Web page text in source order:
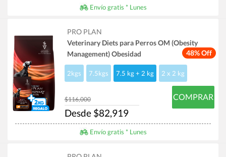
Envío gratis * Lunes
48% Off
PRO PLAN
Veterinary Diets para Perros OM (Obesity
Management) Obesidad
2kgs 7.5kgs 7.5 kg + 2 kg 2 x 2 kg
$116,000
Desde $82,919
COMPRAR
Envío gratis * Lunes